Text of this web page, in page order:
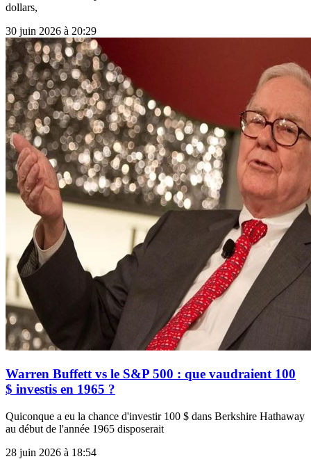
dollars,
30 juin 2026 à 20:29
Warren Buffett vs le S&P 500 : que vaudraient 100
$ investis en 1965 ?
Quiconque a eu la chance d'investir 100 $ dans Berkshire Hathaway
au début de l'année 1965 disposerait
28 juin 2026 à 18:54